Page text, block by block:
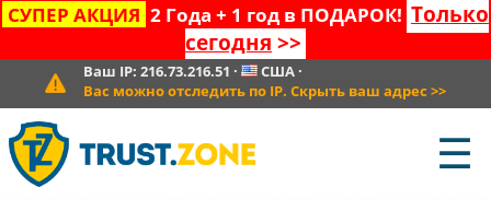
СУПЕР АКЦИЯ 2 Года + 1 год в ПОДАРОК! Только
сегодня >>
Ваш IP: 216.73.216.51 · США·
Вас можно отследить по IP. Скрыть ваш адрес >>
☰